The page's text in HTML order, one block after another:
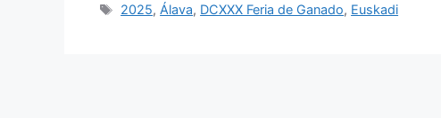
Etiquetas
2025, Álava, DCXXX Feria de Ganado, Euskadi